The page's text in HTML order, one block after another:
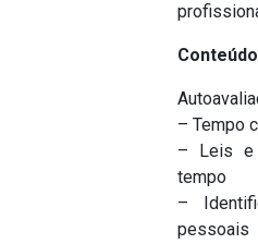
– Tempo
– Leis e
tempo
–
pessoais